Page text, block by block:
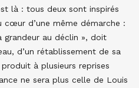
là : tous deux sont inspirés
cœur d’une même démarche :
grandeur au déclin », doit
d’un rétablissement de sa
à plusieurs reprises
ne sera plus celle de Louis